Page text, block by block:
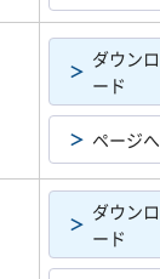
ダウンロ
ード
ページへ
ダウンロ
ード